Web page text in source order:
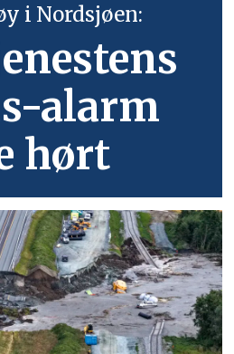
i Nordsjøen:
alarm
hørt